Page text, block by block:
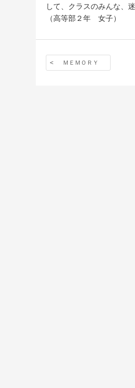
して、クラスのみんな、
（高等部２年 女子）
ＭＥＭＯＲＹ